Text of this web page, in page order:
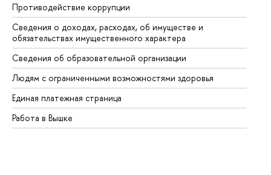
Противодействие коррупции
Сведения о доходах, расходах, об имуществе и
обязательствах имущественного характера
Сведения об образовательной организации
Людям с ограниченными возможностями здоровья
Единая платежная страница
Работа в Вышке